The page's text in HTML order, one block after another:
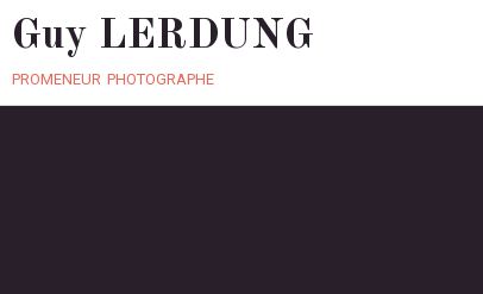
Guy LERDUNG
promeneur photographe